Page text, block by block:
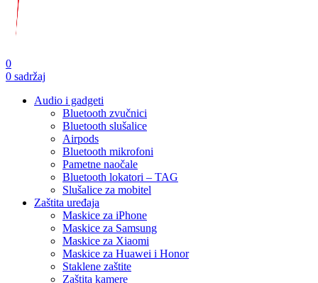
0
0 sadržaj
Audio i gadgeti
Bluetooth zvučnici
Bluetooth slušalice
Airpods
Bluetooth mikrofoni
Pametne naočale
Bluetooth lokatori – TAG
Slušalice za mobitel
Zaštita uređaja
Maskice za iPhone
Maskice za Samsung
Maskice za Xiaomi
Maskice za Huawei i Honor
Staklene zaštite
Zaštita kamere